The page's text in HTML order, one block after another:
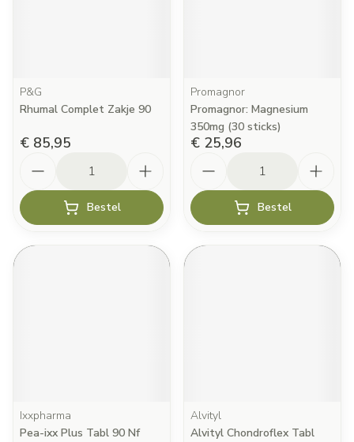
P&G
Rhumal Complet Zakje 90
€ 85,95
Bestel
Promagnor
Promagnor: Magnesium
350mg (30 sticks)
€ 25,96
Bestel
Ixxpharma
Pea-ixx Plus Tabl 90 Nf
Alvityl
Alvityl Chondroflex Tabl